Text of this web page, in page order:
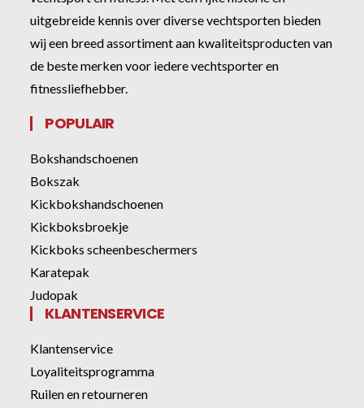
uitgebreide kennis over diverse vechtsporten bieden
wij een breed assortiment aan kwaliteitsproducten van
de beste merken voor iedere vechtsporter en
fitnessliefhebber.
POPULAIR
Bokshandschoenen
Bokszak
Kickbokshandschoenen
Kickboksbroekje
Kickboks scheenbeschermers
Karatepak
Judopak
KLANTENSERVICE
Klantenservice
Loyaliteitsprogramma
Ruilen en retourneren